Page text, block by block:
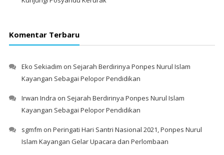
Komentar Terbaru
Eko Sekiadim on Sejarah Berdirinya Ponpes Nurul Islam
Kayangan Sebagai Pelopor Pendidikan
Irwan Indra on Sejarah Berdirinya Ponpes Nurul Islam
Kayangan Sebagai Pelopor Pendidikan
sgmfm on Peringati Hari Santri Nasional 2021, Ponpes Nurul
Islam Kayangan Gelar Upacara dan Perlombaan